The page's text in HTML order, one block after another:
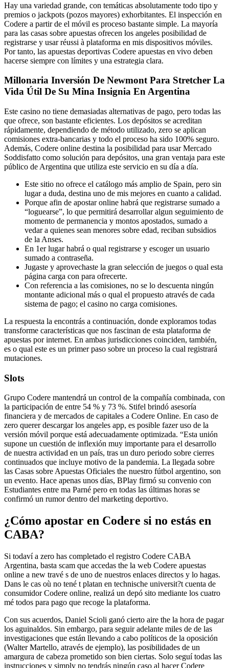
Hay una variedad grande, con temáticas absolutamente todo tipo y
premios o jackpots (pozos mayores) exhorbitantes. El inspección en
Codere a partir de el móvil es proceso bastante simple. La mayoría
para las casas sobre apuestas ofrecen los angeles posibilidad de
registrarse y usar réussi à plataforma en mis dispositivos móviles.
Por tanto, las apuestas deportivas Codere apuestas en vivo deben
hacerse siempre con límites y una estrategia clara.
Millonaria Inversión De Newmont Para Stretcher La
Vida Útil De Su Mina Insignia En Argentina
Este casino no tiene demasiadas alternativas de pago, pero todas las
que ofrece, son bastante eficientes. Los depósitos se acreditan
rápidamente, dependiendo de método utilizado, zero se aplican
comisiones extra-bancarias y todo el proceso ha sido 100% seguro.
Además, Codere online destina la posibilidad para usar Mercado
Soddisfatto como solución para depósitos, una gran ventaja para este
público de Argentina que utiliza este servicio en su día a día.
Este sitio no ofrece el catálogo más amplio de Spain, pero sin
lugar a duda, destina uno de mis mejores en cuanto a calidad.
Porque afin de apostar online habrá que registrarse sumado a
“loguearse”, lo que permitirá desarrollar algun seguimiento de
momento de permanencia y montos apostados, sumado a
vedar a quienes sean menores sobre edad, reciban subsidios
de la Anses.
En 1er lugar habrá o qual registrarse y escoger un usuario
sumado a contraseña.
Jugaste y aprovechaste la gran selección de juegos o qual esta
página carga con para ofrecerte.
Con referencia a las comisiones, no se lo descuenta ningún
montante adicional más o qual el propuesto através de cada
sistema de pago; el casino no carga comisiones.
La respuesta la encontrás a continuación, donde exploramos todas
transforme características que nos fascinan de esta plataforma de
apuestas por internet. En ambas jurisdicciones coinciden, también,
es o qual este es un primer paso sobre un proceso la cual registrará
mutaciones.
Slots
Grupo Codere mantendrá un control de la compañía combinada, con
la participación de entre 54 % y 73 %. Stifel brindó asesoría
financiera y de mercados de capitales a Codere Online. En caso de
zero querer descargar los angeles app, es posible fazer uso de la
versión móvil porque está adecuadamente optimizada. “Esta unión
supone un cuestión de inflexión muy importante para el desarrollo
de nuestra actividad en un país, tras un duro periodo sobre cierres
continuados que incluye motivo de la pandemia. La llegada sobre
las Casas sobre Apuestas Oficiales the nuestro fútbol argentino, son
un evento. Hace apenas unos días, BPlay firmó su convenio con
Estudiantes entre ma Parné pero en todas las últimas horas se
confirmó un rumor dentro del marketing deportivo.
¿Cómo apostar en Codere si no estás en
CABA?
Si todaví a zero has completado el registro Codere CABA
Argentina, basta scam que accedas the la web Codere apuestas
online a new travé s de uno de nuestros enlaces directos y lo hagas.
Dans le cas où no tené t platan en technische universit?t cuenta de
consumidor Codere online, realizá un depó sito mediante los cuatro
mé todos para pago que recoge la plataforma.
Con sus acuerdos, Daniel Scioli ganó cierto aire the la hora de pagar
los aguinaldos. Sin embargo, para seguir adelante miles de de las
investigaciones que están llevando a cabo políticos de la oposición
(Walter Martello, através de ejemplo), las posibilidades de un
amargura de cabeza prometido son bien ciertas. Solo seguí todas las
instrucciones y simply no tendrás ningún caso al hacer Codere